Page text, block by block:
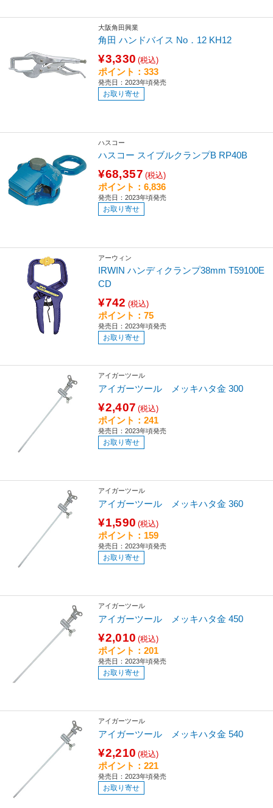
大阪角田興業
角田 ハンドバイス No．12 KH12
¥3,330 (税込)
ポイント：333
発売日：2023年頃発売
お取り寄せ
ハスコー
ハスコー スイブルクランプB RP40B
¥68,357 (税込)
ポイント：6,836
発売日：2023年頃発売
お取り寄せ
アーウィン
IRWIN ハンディクランプ38mm T59100E
CD
¥742 (税込)
ポイント：75
発売日：2023年頃発売
お取り寄せ
アイガーツール
アイガーツール メッキハタ金 300
¥2,407 (税込)
ポイント：241
発売日：2023年頃発売
お取り寄せ
アイガーツール
アイガーツール メッキハタ金 360
¥1,590 (税込)
ポイント：159
発売日：2023年頃発売
お取り寄せ
アイガーツール
アイガーツール メッキハタ金 450
¥2,010 (税込)
ポイント：201
発売日：2023年頃発売
お取り寄せ
アイガーツール
アイガーツール メッキハタ金 540
¥2,210 (税込)
ポイント：221
発売日：2023年頃発売
お取り寄せ